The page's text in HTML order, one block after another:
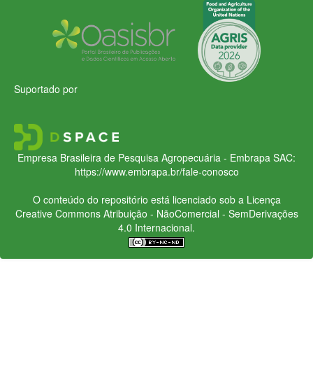
Suportado por
Empresa Brasileira de Pesquisa Agropecuária - Embrapa SAC:
https://www.embrapa.br/fale-conosco
O conteúdo do repositório está licenciado sob a Licença
Creative CommonsAtribuição - NãoComercial - SemDerivações
4.0 Internacional.